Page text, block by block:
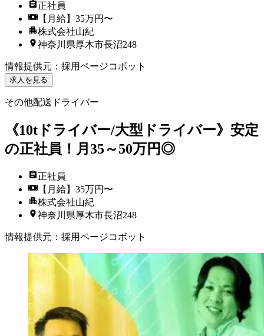
正社員
【月給】35万円〜
株式会社山紀
神奈川県厚木市長沼248
情報提供元 ： 採用ページコボット
求人を見る
その他配送ドライバー
《10tドライバー/大型ドライバー》安定
の正社員！月35～50万円◎
正社員
【月給】35万円〜
株式会社山紀
神奈川県厚木市長沼248
情報提供元 ： 採用ページコボット